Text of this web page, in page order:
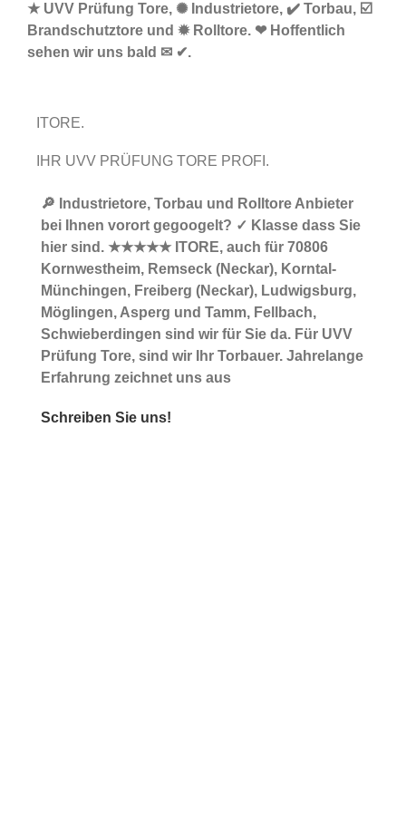
★ UVV Prüfung Tore, ✺ Industrietore, ✔️ Torbau, ☑️
Brandschutztore und ✹ Rolltore. ❤ Hoffentlich
sehen wir uns bald ✉ ✔.
ITORE.
IHR UVV PRÜFUNG TORE PROFI.
🔎 Industrietore, Torbau und Rolltore Anbieter
bei Ihnen vorort gegoogelt? ✓ Klasse dass Sie
hier sind. ★★★★★ ITORE, auch für 70806
Kornwestheim, Remseck (Neckar), Korntal-
Münchingen, Freiberg (Neckar), Ludwigsburg,
Möglingen, Asperg und Tamm, Fellbach,
Schwieberdingen sind wir für Sie da. Für UVV
Prüfung Tore, sind wir Ihr Torbauer. Jahrelange
Erfahrung zeichnet uns aus
Schreiben Sie uns!